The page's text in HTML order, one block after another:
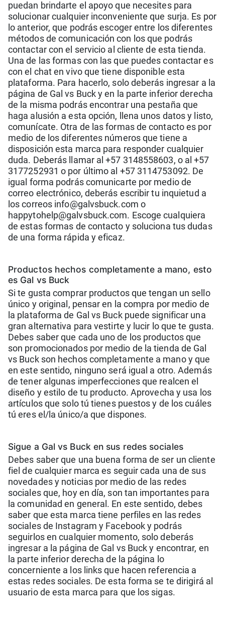
puedan brindarte el apoyo que necesites para
solucionar cualquier inconveniente que surja. Es por
lo anterior, que podrás escoger entre los diferentes
métodos de comunicación con los que podrás
contactar con el servicio al cliente de esta tienda.
Una de las formas con las que puedes contactar es
con el chat en vivo que tiene disponible esta
plataforma. Para hacerlo, solo deberás ingresar a la
página de Gal vs Buck y en la parte inferior derecha
de la misma podrás encontrar una pestaña que
haga alusión a esta opción, llena unos datos y listo,
comunícate. Otra de las formas de contacto es por
medio de los diferentes números que tiene a
disposición esta marca para responder cualquier
duda. Deberás llamar al +57 3148558603, o al +57
3177252931 o por último al +57 3114753092. De
igual forma podrás comunicarte por medio de
correo electrónico, deberás escribir tu inquietud a
los correos info@galvsbuck.com o
happytohelp@galvsbuck.com. Escoge cualquiera
de estas formas de contacto y soluciona tus dudas
de una forma rápida y eficaz.
Productos hechos completamente a mano, esto
es Gal vs Buck
Si te gusta comprar productos que tengan un sello
único y original, pensar en la compra por medio de
la plataforma de Gal vs Buck puede significar una
gran alternativa para vestirte y lucir lo que te gusta.
Debes saber que cada uno de los productos que
son promocionados por medio de la tienda de Gal
vs Buck son hechos completamente a mano y que
en este sentido, ninguno será igual a otro. Además
de tener algunas imperfecciones que realcen el
diseño y estilo de tu producto. Aprovecha y usa los
artículos que solo tú tienes puestos y de los cuáles
tú eres el/la único/a que dispones.
Sig ue a Gal vs Buck en sus redes sociales
Debes saber que una buena forma de ser un cliente
fiel de cualquier marca es seguir cada una de sus
novedades y noticias por medio de las redes
sociales que, hoy en día, son tan importantes para
la comunidad en general. En este sentido, debes
saber que esta marca tiene perfiles en las redes
sociales de Instagram y Facebook y podrás
seguirlos en cualquier momento, solo deberás
ingresar a la página de Gal vs Buck y encontrar, en
la parte inferior derecha de la página lo
concerniente a los links que hacen referencia a
estas redes sociales. De esta forma se te dirigirá al
usuario de esta marca para que los sigas.